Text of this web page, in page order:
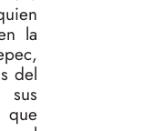
la
del